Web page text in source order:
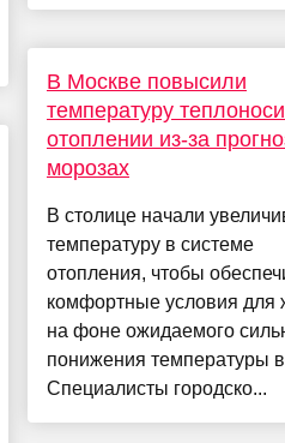
В Москве повысили
температуру
отоплении из-за
морозах
В столице начали
температуру в системе
отопления, чтобы
комфортные условия для
на фоне ожидаемого
понижения температуры
Специалисты городско...